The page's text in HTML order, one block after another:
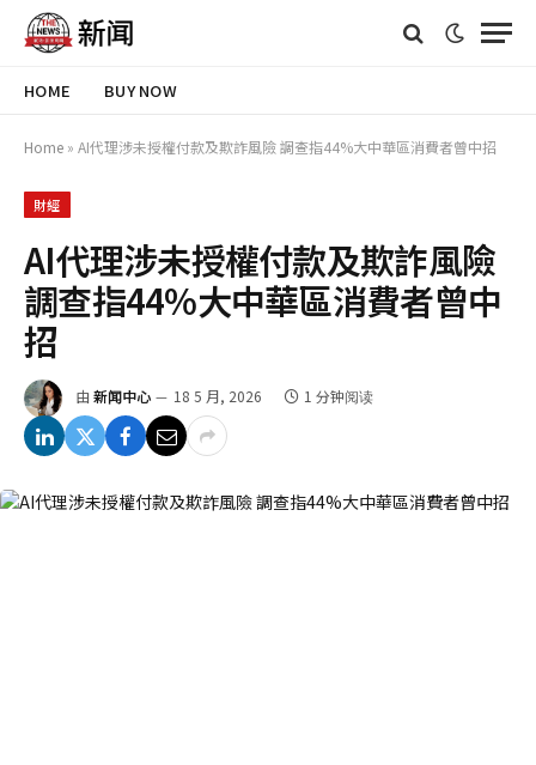
HOME BUY NOW
Home » AI代理涉未授權付款及欺詐風險 調查指44%大中華區消費者曾中招
財經
AI代理涉未授權付款及欺詐風險
調查指44%大中華區消費者曾中
招
由 新闻中心 18 5 月, 2026 1 分钟阅读